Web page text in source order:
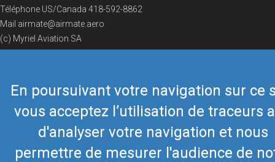
En poursuivant votre navigation sur ce
vous acceptez l’utilisation de traceurs
d'analyser votre navigation et nous
permettre de mesurer l'audience de
Téléphone US/Canada 418-592-8862
Mail airmate@airmate.aero
(c) Myriel Aviation SA
© 2019 Airmate -Conditions d'utilisation- Vie privée Back to top